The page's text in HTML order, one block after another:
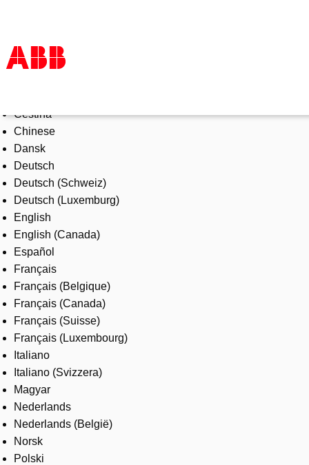
Products & Solutions
Industries
Services
About us
Where to buy
Contact us
Careers
Čeština
Chinese
Dansk
Deutsch
Deutsch (Schweiz)
Deutsch (Luxemburg)
English
English (Canada)
Español
Français
Français (Belgique)
Français (Canada)
Français (Suisse)
Français (Luxembourg)
Italiano
Italiano (Svizzera)
Magyar
Nederlands
Nederlands (België)
Norsk
Polski